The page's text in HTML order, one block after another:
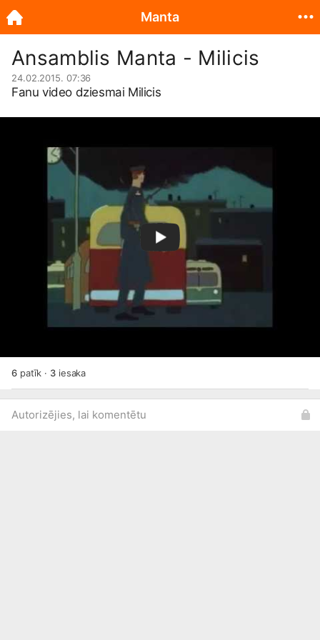
Ansamblis Manta - Milicis
24.02.2015. 07:36
Fanu video dziesmai Milicis
6patīk · 3iesaka
Autorizējies, lai komentētu
Manta